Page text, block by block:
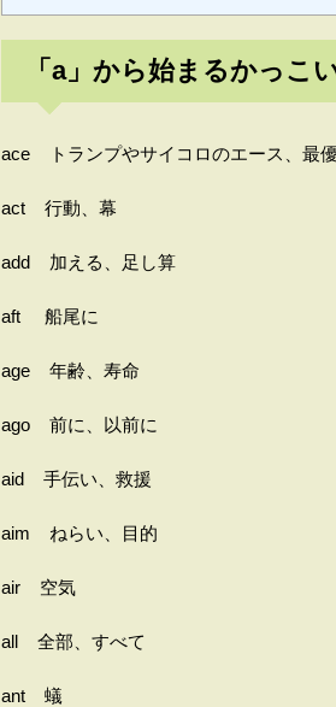
「a」から始まるかっこ
ace トランプやサイコロのエース、最
act 行動、幕
add 加える、足し算
aft 船尾に
age 年齢、寿命
ago 前に、以前に
aid 手伝い、救援
aim ねらい、目的
air 空気
all 全部、すべて
ant 蟻